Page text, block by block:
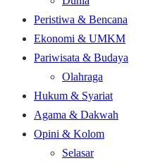
Peristiwa & Bencana
Ekonomi & UMKM
Pariwisata & Budaya
Olahraga
Hukum & Syariat
Agama & Dakwah
Opini & Kolom
Selasar